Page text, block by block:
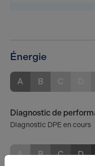
Énergie
A B C
Diagnostic de
Diagnostic DPE en cours
A B C D